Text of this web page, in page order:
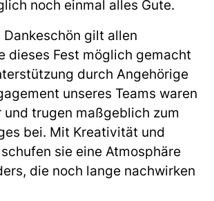
noch einmal alles Gute.
Dankeschön gilt allen
dieses Fest möglich gemacht
durch Angehörige
unseres Teams waren
trugen maßgeblich zum
bei. Mit Kreativität und
sie eine Atmosphäre
die noch lange nachwirken